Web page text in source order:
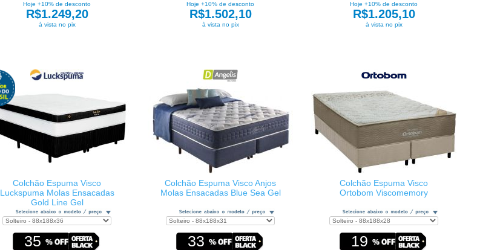
Hoje +10% de desconto
R$1.249,20
à vista no pix
Hoje +10% de desconto
R$1.502,10
à vista no pix
Hoje +10% de desconto
R$1.205,10
à vista no pix
Colchão Espuma Visco
Luckspuma Molas Ensacadas
Gold Line Gel
35
Colchão Espuma Visco Anjos
Molas Ensacadas Blue Sea Gel
33
Colchão Espuma Visco
Ortobom Viscomemory
19